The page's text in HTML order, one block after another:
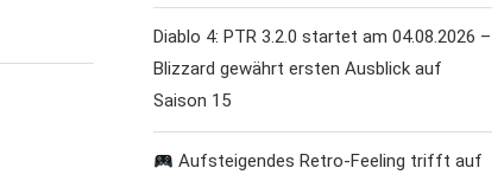
Diablo 4: PTR 3.2.0 startet am 04.08.2026 –
Blizzard gewährt ersten Ausblick auf
Saison 15
Aufsteigendes Retro-Feeling trifft auf